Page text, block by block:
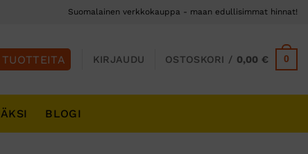
Suomalainen verkkokauppa - maan edullisimmat hinnat!
KIRJAUDU OSTOSKORI / 0,00€ 0
BLOGI